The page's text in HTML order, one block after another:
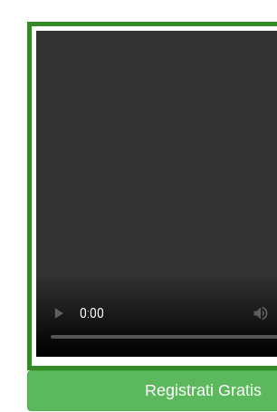
Registrati Gratis